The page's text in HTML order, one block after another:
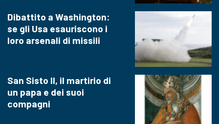
Dibattito a Washington:
se gli Usa esauriscono i
loro arsenali di missili
San Sisto II, il martirio di
un papa e dei suoi
compagni